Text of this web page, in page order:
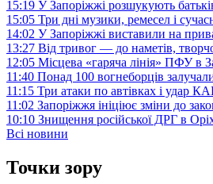
15:19 У Запоріжжі розшукують
15:05 Три дні музики, ремесел і
14:02 У Запоріжжі виставили на
13:27 Від тривог — до наметів,
12:05 Місцева «гаряча лінія» ПФУ в
11:40 Понад 100 вогнеборців
11:15 Три атаки по автівках і удар
11:02 Запоріжжя ініціює зміни до
10:10 Знищення російської ДРГ в
Всі новини
Точки зору